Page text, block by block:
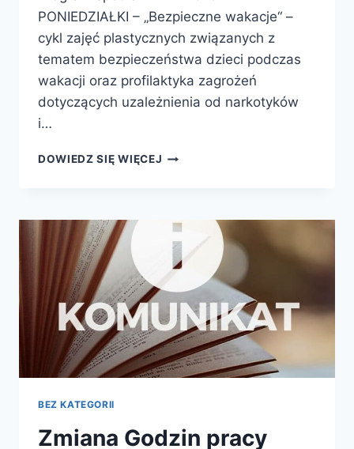
PONIEDZIAŁKI – „Bezpieczne wakacje“ –
cykl zajęć plastycznych związanych z
tematem bezpieczeństwa dzieci podczas
wakacji oraz profilaktyka zagrożeń
dotyczących uzależnienia od narkotyków
i…
DOWIEDZ SIĘ WIĘCEJ WAKACJE
BEZ KATEGORII
Zmiana Godzin pracy